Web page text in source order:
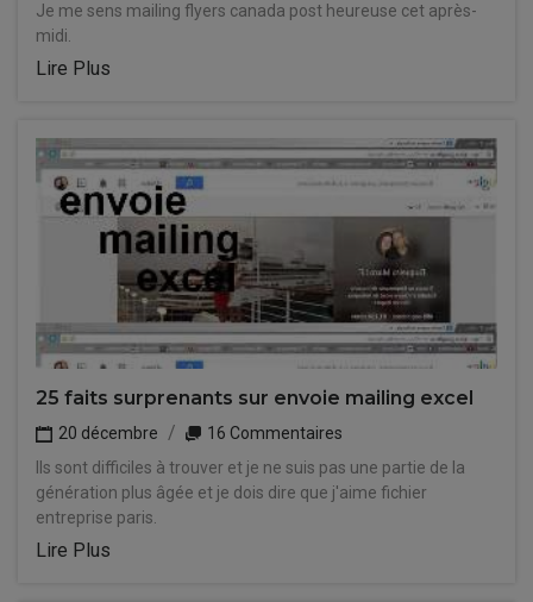
Je me sens mailing flyers canada post heureuse cet après-
midi.
Lire Plus
25 faits surprenants sur envoie mailing excel
20 décembre
16 Commentaires
Ils sont difficiles à trouver et je ne suis pas une partie de la
génération plus âgée et je dois dire que j'aime fichier
entreprise paris.
Lire Plus